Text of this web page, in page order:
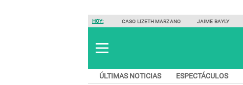
HOY: CASO LIZETH MARZANO JAIME BAYLY
ÚLTIMAS NOTICIAS ESPECTÁCULOS